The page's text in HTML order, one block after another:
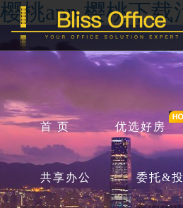
樱桃app,樱桃下
首 页 优选好房
共享办公 委托&